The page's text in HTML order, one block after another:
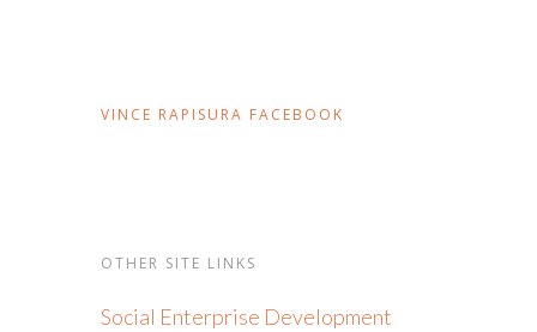
VINCE RAPISURA FACEBOOK
OTHER SITE LINKS
Social Enterprise Development